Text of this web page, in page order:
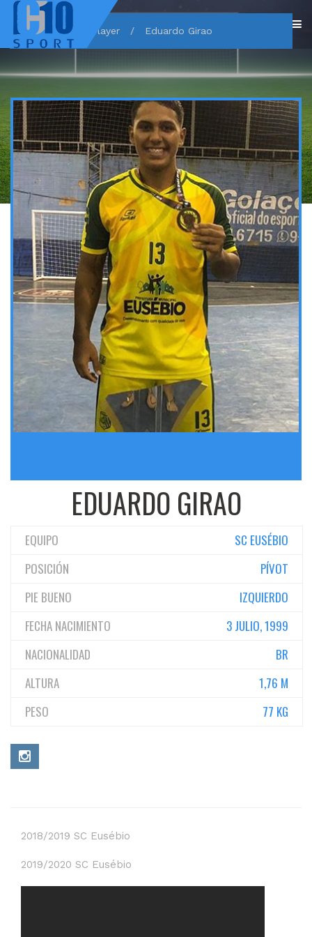
EDUARDO GIRAO
Home Player / Eduardo Girao
EDUARDO GIRAO
EQUIPO
SC EUSÉBIO
POSICIÓN
PÍVOT
PIE BUENO
IZQUIERDO
FECHA NACIMIENTO
3 JULIO, 1999
NACIONALIDAD
BR
ALTURA
1,76 M
PESO
77 KG
2018/2019 SC Eusébio
2019/2020 SC Eusébio